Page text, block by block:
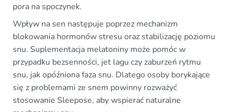
pora na spoczynek.
Wpływ na sen następuje poprzez mechanizm
blokowania hormonów stresu oraz stabilizację poziomu
snu. Suplementacja melatoniny może pomóc w
przypadku bezsenności, jet lagu czy zaburzeń rytmu
snu, jak opóźniona faza snu. Dlatego osoby borykające
się z problemami ze snem powinny rozważyć
stosowanie Sleepose, aby wspierać naturalne